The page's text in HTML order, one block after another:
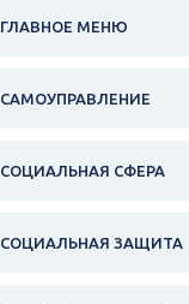
ГЛАВНОЕ МЕНЮ
САМОУПРАВЛЕНИЕ
СОЦИАЛЬНАЯ СФЕРА
СОЦИАЛЬНАЯ ЗАЩИТА